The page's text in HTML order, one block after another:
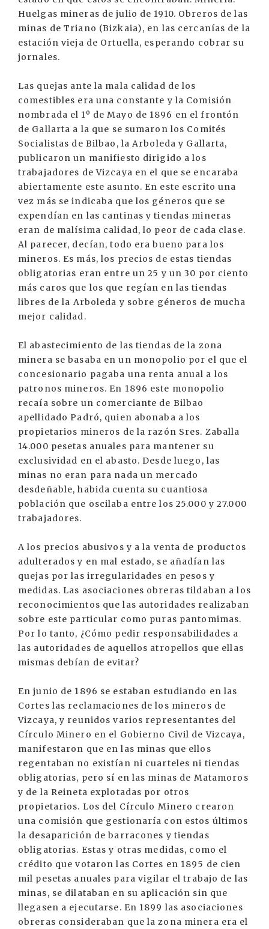
Huelgas mineras de julio de 1910. Obreros de las
minas de Triano (Bizkaia), en las cercanías de la
estación vieja de Ortuella, esperando cobrar su
jornales.
Las quejas ante la mala calidad de los
comestibles era una constante y la Comisión
nombrada el 1º de Mayo de 1896 en el frontón
de Gallarta a la que se sumaron los Comités
Socialistas de Bilbao, la Arboleda y Gallarta,
publicaron un manifiesto dirigido a los
trabajadores de Vizcaya en el que se encaraba
abiertamente este asunto. En este escrito una
vez más se indicaba que los géneros que se
expendían en las cantinas y tiendas mineras
eran de malísima calidad, lo peor de cada clase.
Al parecer, decían, todo era bueno para los
mineros. Es más, los precios de estas tiendas
obligatorias eran entre un 25 y un 30 por ciento
más caros que los que regían en las tiendas
libres de la Arboleda y sobre géneros de mucha
mejor calidad.
El abastecimiento de las tiendas de la zona
minera se basaba en un monopolio por el que el
concesionario pagaba una renta anual a los
patronos mineros. En 1896 este monopolio
recaía sobre un comerciante de Bilbao
apellidado Padró, quien abonaba a los
propietarios mineros de la razón Sres. Zaballa
14.000 pesetas anuales para mantener su
exclusividad en el abasto. Desde luego, las
minas no eran para nada un mercado
desdeñable, habida cuenta su cuantiosa
población que oscilaba entre los 25.000 y 27.000
trabajadores.
A los precios abusivos y a la venta de productos
adulterados y en mal estado, se añadían las
quejas por las irregularidades en pesos y
medidas. Las asociaciones obreras tildaban a los
reconocimientos que las autoridades realizaban
sobre este particular como puras pantomimas.
Por lo tanto, ¿Cómo pedir responsabilidades a
las autoridades de aquellos atropellos que ellas
mismas debían de evitar?
En junio de 1896 se estaban estudiando en las
Cortes las reclamaciones de los mineros de
Vizcaya, y reunidos varios representantes del
Círculo Minero en el Gobierno Civil de Vizcaya,
manifestaron que en las minas que ellos
regentaban no existían ni cuarteles ni tiendas
obligatorias, pero sí en las minas de Matamoros
y de la Reineta explotadas por otros
propietarios. Los del Círculo Minero crearon
una comisión que gestionaría con estos últimos
la desaparición de barracones y tiendas
obligatorias. Estas y otras medidas, como el
crédito que votaron las Cortes en 1895 de cien
mil pesetas anuales para vigilar el trabajo de las
minas, se dilataban en su aplicación sin que
llegasen a ejecutarse. En 1899 las asociaciones
obreras consideraban que la zona minera era el